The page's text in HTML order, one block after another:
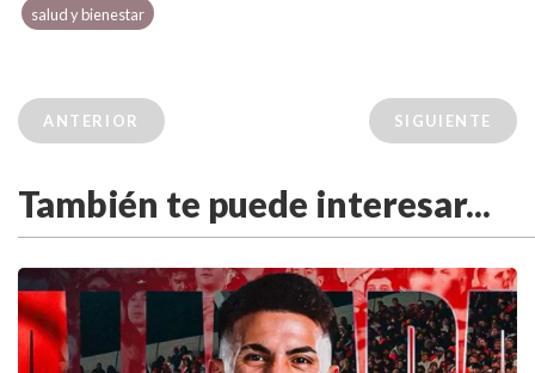
salud y bienestar
ANTERIOR SIGUIENTE
También te puede interesar...